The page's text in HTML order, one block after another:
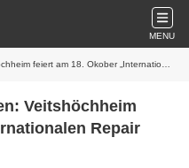
MENU
am 18. Okober „Internationalen Repair Day“
Veitshöchheim
Repair